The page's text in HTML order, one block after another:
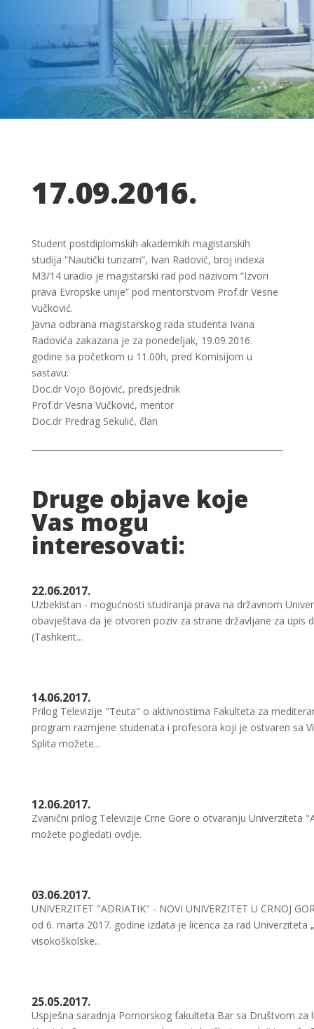
17.09.2016.
Student postdiplomskih akademkih magistarskih
studija “Nautički turizam”, Ivan Radović, broj indexa
M3/14 uradio je magistarski rad pod nazivom “Izvori
prava Evropske unije” pod mentorstvom Prof.dr Vesne
Vučković.
Javna odbrana magistarskog rada studenta Ivana
Radovića zakazana je za ponedeljak, 19.09.2016.
godine sa početkom u 11.00h, pred Komisijom u
sastavu:
Doc.dr Vojo Bojović, predsjednik
Prof.dr Vesna Vučković, mentor
Doc.dr Predrag Sekulić, član
Druge objave koje
Vas mogu
interesovati:
22.06.2017.
Uzbekistan - mogućnosti studiranja prava na državnom
obavještava da je otvoren poziv za strane državljane za
(Tashkent...
14.06.2017.
Prilog Televizije "Teuta" o aktivnostima Fakulteta za
program razmjene studenata i profesora koji je ostvaren sa
Splita možete...
12.06.2017.
Zvanični prilog Televizije Crne Gore o otvaranju
možete pogledati ovdje.
03.06.2017.
UNIVERZITET "ADRIATIK" - NOVI UNIVERZITET U CRNOJ
od 6. marta 2017. godine izdata je licenca za rad Univerziteta
visokoškolske...
25.05.2017.
Uspješna saradnja Pomorskog fakulteta Bar sa Društvom za